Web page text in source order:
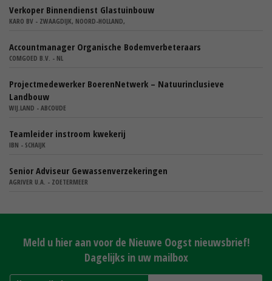
Verkoper Binnendienst Glastuinbouw
KARO BV - ZWAAGDIJK, NOORD-HOLLAND,
Accountmanager Organische Bodemverbeteraars
COMGOED B.V. - NL
Projectmedewerker BoerenNetwerk – Natuurinclusieve
Landbouw
WIJ.LAND - ABCOUDE
Teamleider instroom kwekerij
IBN - SCHAIJK
Senior Adviseur Gewassenverzekeringen
AGRIVER U.A. - ZOETERMEER
Meld u hier aan voor de Nieuwe Oogst nieuwsbrief!
Dagelijks in uw mailbox